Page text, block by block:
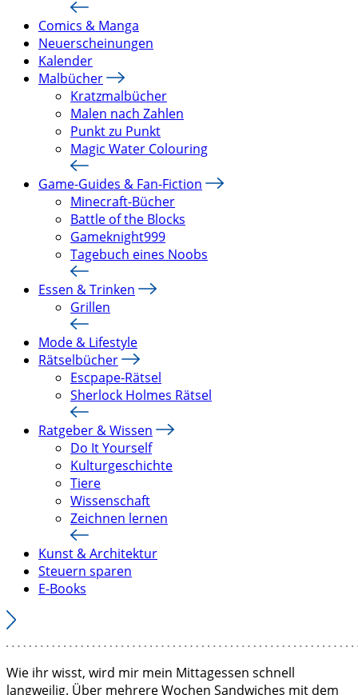
Comics & Manga
Neuerscheinungen
Kalender
Malbücher
Kratzmalbücher
Malen nach Zahlen
Punkt zu Punkt
Magic Water Colouring
Game-Guides & Fan-Fiction
Minecraft-Bücher
Battle of the Blocks
Gameknight999
Tagebuch eines Noobs
Essen & Trinken
Grillen
Mode & Lifestyle
Rätselbücher
Escpape-Rätsel
Sherlock Holmes Rätsel
Ratgeber & Wissen
Do It Yourself
Kulturgeschichte
Tiere
Wissenschaft
Zeichnen lernen
Kunst & Architektur
Steuern sparen
E-Books
Wie ihr wisst, wird mir mein Mittagessen schnell
langweilig. Über mehrere Wochen Sandwiches mit dem